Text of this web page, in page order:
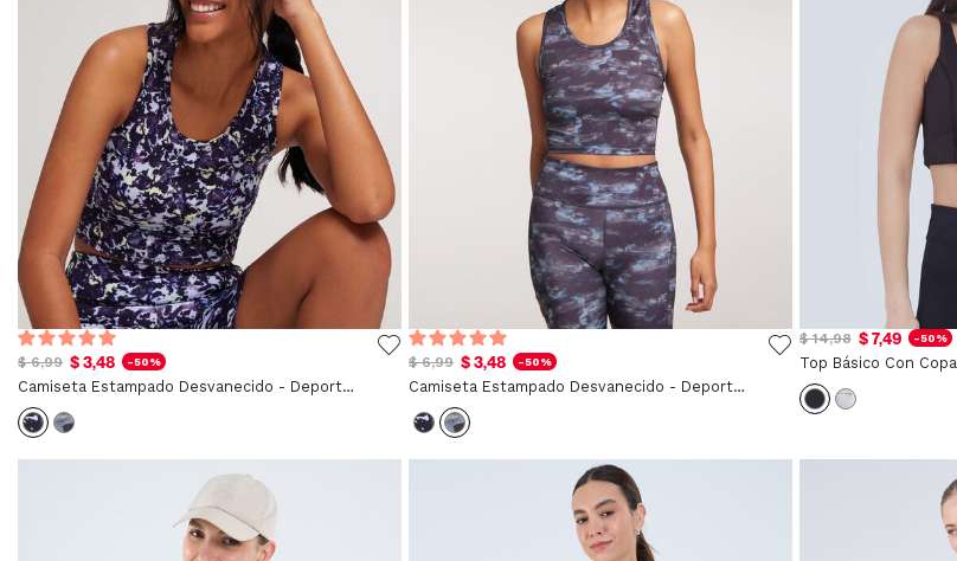
$ 6,99 $ 3,48 -50%
Camiseta Estampado Desvanecido - Deportivo
$ 6,99 $ 3,48 -50%
Camiseta Estampado Desvanecido - Deportivo
$ 14,98 $ 7,49 -50%